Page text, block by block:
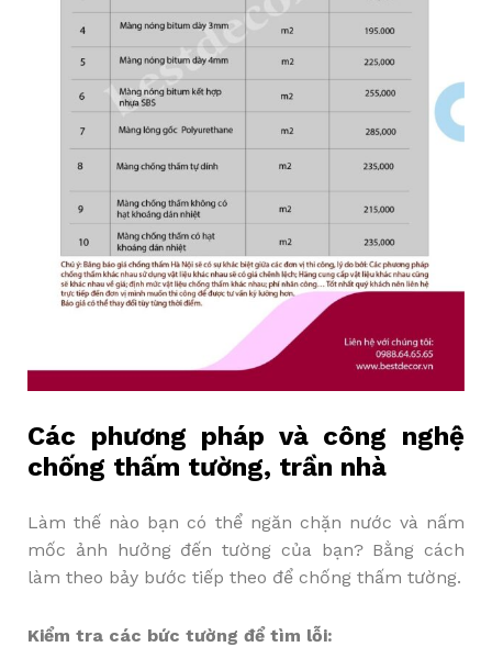
Các phương pháp và công nghệ
chống thấm tường, trần nhà
Làm thế nào bạn có thể ngăn chặn nước và nấm
mốc ảnh hưởng đến tường của bạn? Bằng cách
làm theo bảy bước tiếp theo để chống thấm tường.
Kiểm tra các bức tường để tìm lỗi: